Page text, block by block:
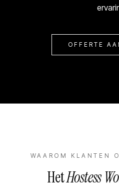
OFFERTE
WAAROM KLANTEN
HetHostess